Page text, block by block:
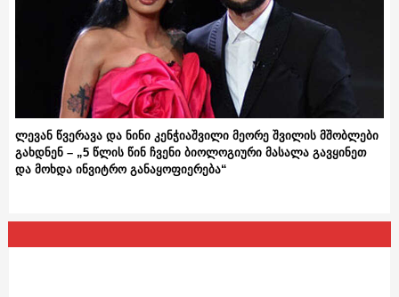
ლევან წვერავა და ნინი კენჭიაშვილი მეორე შვილის მშობლები
გახდნენ – „5 წლის წინ ჩვენი ბიოლოგიური მასალა გავყინეთ
და მოხდა ინვიტრო განაყოფიერება“